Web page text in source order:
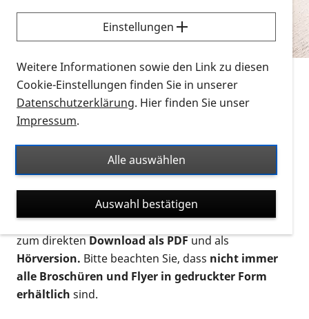
Sie möchten wissen, wie Sie nach Infonmaterial
suchen und dieses bestellen bzw. herunterladen
können? Schauen Sie sich dieErklärvideos zum
Thema Infomaterial auf der PRO RETINA-Website
für blinde und sehbehinderte Menschen an.
Auf dieser Seite finden Sie sämtliches Infomaterial
Ort. Nutzen Sie den Formatfilter, um ausschließlich
nach Flyern und Broschüren, Audios oder Videos zu
suchen. Die meisten Flyer und Broschüren werden in
verschiedenen Formaten angeboten: zur
postalischen Bestellung als gedruckte Variante
zum direktenDownload als PDFund als
Hörversion. Bitte beachten Sie, dass nicht immer
alle Broschüren und Flyer in gedruckter Form
erhältlich sind.
Einstellungen
Weitere Informationen sowie den Link zu diesen
Cookie-Einstellungen finden Sie in unserer
Datenschutzerklärung. Hier finden Sie unser
Impressum.
Alle auswählen
Auswahl bestätigen